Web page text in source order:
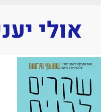
אולי